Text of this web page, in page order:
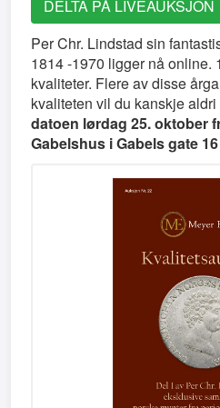
DELTA PÅ LIVEAUKSJON
Per Chr. Lindstad sin
1814 -1970 ligger nå online.
kvaliteter. Flere av disse
kvaliteten vil du kanskje aldri
datoen lørdag 25. oktober
Gabelshus i Gabels gate